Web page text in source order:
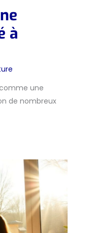
à
une
de nombreux